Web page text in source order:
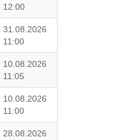
12:00
31.08.2026
11:00
10.08.2026
11:05
10.08.2026
11:00
28.08.2026